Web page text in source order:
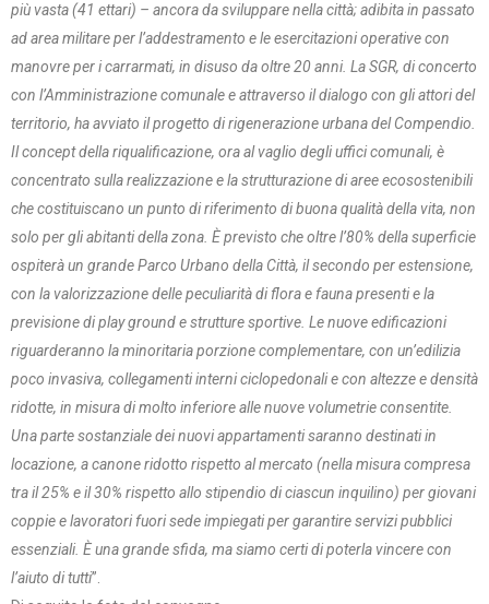
più vasta (41 ettari) – ancora da sviluppare nella città; adibita in passato
ad area militare per l’addestramento e le esercitazioni operative con
manovre per i carrarmati, in disuso da oltre 20 anni. La SGR, di concerto
con l’Amministrazione comunale e attraverso il dialogo con gli attori del
territorio, ha avviato il progetto di rigenerazione urbana del Compendio.
Il concept della riqualificazione, ora al vaglio degli uffici comunali, è
concentrato sulla realizzazione e la strutturazione di aree ecosostenibili
che costituiscano un punto di riferimento di buona qualità della vita, non
solo per gli abitanti della zona. È previsto che oltre l’80% della superficie
ospiterà un grande Parco Urbano della Città, il secondo per estensione,
con la valorizzazione delle peculiarità di flora e fauna presenti e la
previsione di play ground e strutture sportive. Le nuove edificazioni
riguarderanno la minoritaria porzione complementare, con un’edilizia
poco invasiva, collegamenti interni ciclopedonali e con altezze e densità
ridotte, in misura di molto inferiore alle nuove volumetrie consentite.
Una parte sostanziale dei nuovi appartamenti saranno destinati in
locazione, a canone ridotto rispetto al mercato (nella misura compresa
tra il 25% e il 30% rispetto allo stipendio di ciascun inquilino) per giovani
coppie e lavoratori fuori sede impiegati per garantire servizi pubblici
essenziali. È una grande sfida, ma siamo certi di poterla vincere con
l’aiuto di tutti”.